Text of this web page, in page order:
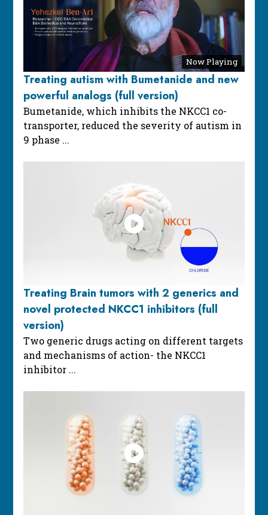
Now Playing
Treating autism with Bumetanide and new
powerful analogs (full version)
Bumetanide, which inhibits the NKCC1 co-
transporter, reduced the severity of autism in
9 phase ...
Treating Brain tumors with 2 generics and
novel protected NKCC1 inhibitors (full
version)
Two generic drugs acting on different targets
and mechanisms of action- the NKCC1
inhibitor ...